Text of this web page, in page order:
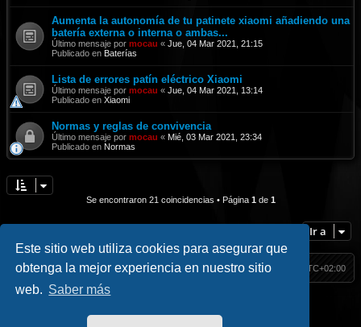
Este sitio web utiliza cookies para asegurar que
obtenga la mejor experiencia en nuestro sitio
web. Saber más
Aumenta la autonomía de tu patinete xiaomi añadiendo una
batería externa o interna o ambas...
Último mensaje por mocau « Jue, 04 Mar 2021, 21:15
Publicado en Baterías
Lista de errores patín eléctrico Xiaomi
Último mensaje por mocau « Jue, 04 Mar 2021, 13:14
Publicado en Xiaomi
Normas y reglas de convivencia
Último mensaje por mocau « Mié, 03 Mar 2021, 23:34
Publicado en Normas
Se encontraron 21 coincidencias • Página 1de 1
Ir a
HackM365 Índice Todos los horarios son UTC+02:00